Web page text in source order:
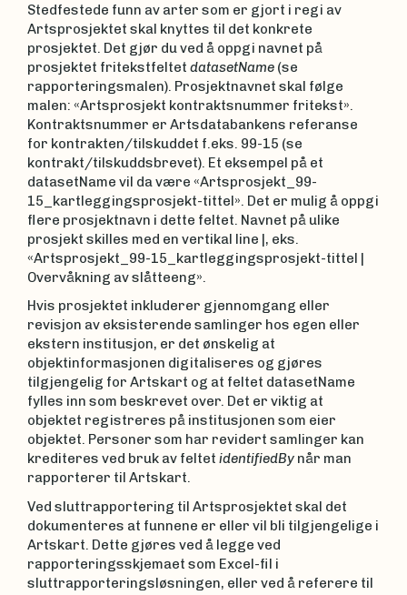
Stedfestede funn av arter som er gjort i regi av
Artsprosjektet skal knyttes til det konkrete
prosjektet. Det gjør du ved å oppgi navnet på
prosjektet fritekstfeltet datasetName (se
rapporteringsmalen). Prosjektnavnet skal følge
malen: «Artsprosjekt kontraktsnummer fritekst».
Kontraktsnummer er Artsdatabankens referanse
for kontrakten/tilskuddet f.eks. 99-15 (se
kontrakt/tilskuddsbrevet). Et eksempel på et
datasetName vil da være «Artsprosjekt_99-
15_kartleggingsprosjekt-tittel». Det er mulig å oppgi
flere prosjektnavn i dette feltet. Navnet på ulike
prosjekt skilles med en vertikal line |, eks.
«Artsprosjekt_99-15_kartleggingsprosjekt-tittel |
Overvåkning av slåtteeng».
Hvis prosjektet inkluderer gjennomgang eller
revisjon av eksisterende samlinger hos egen eller
ekstern institusjon, er det ønskelig at
objektinformasjonen digitaliseres og gjøres
tilgjengelig for Artskart og at feltet datasetName
fylles inn som beskrevet over. Det er viktig at
objektet registreres på institusjonen som eier
objektet. Personer som har revidert samlinger kan
krediteres ved bruk av feltet identifiedBy når man
rapporterer til Artskart.
Ved sluttrapportering til Artsprosjektet skal det
dokumenteres at funnene er eller vil bli tilgjengelige i
Artskart. Dette gjøres ved å legge ved
rapporteringsskjemaet som Excel-fil i
sluttrapporteringsløsningen, eller ved å referere til